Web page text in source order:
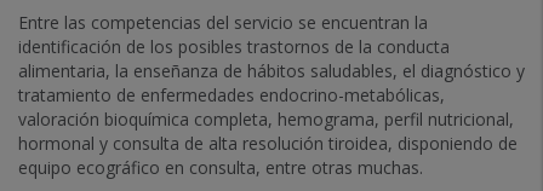
Entre las competencias del servicio se encuentran la
identificación de los posibles trastornos de la conducta
alimentaria, la enseñanza de hábitos saludables, el diagnóstico y
tratamiento de enfermedades endocrino-metabólicas,
valoración bioquímica completa, hemograma, perfil nutricional,
hormonal y consulta de alta resolución tiroidea, disponiendo de
equipo ecográfico en consulta, entre otras muchas.